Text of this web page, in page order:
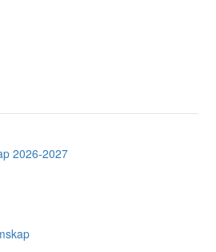
2026-2027